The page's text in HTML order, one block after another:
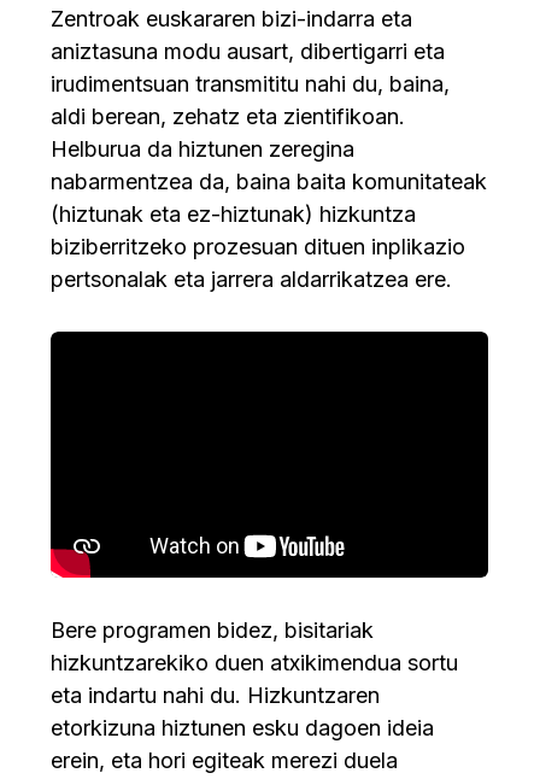
Zentroak euskararen bizi-indarra eta
aniztasuna modu ausart, dibertigarri eta
irudimentsuan transmititu nahi du, baina,
aldi berean, zehatz eta zientifikoan.
Helburua da hiztunen zeregina
nabarmentzea da, baina baita komunitateak
(hiztunak eta ez-hiztunak) hizkuntza
biziberritzeko prozesuan dituen inplikazio
pertsonalak eta jarrera aldarrikatzea ere.
Bere programen bidez, bisitariak
hizkuntzarekiko duen atxikimendua sortu
eta indartu nahi du. Hizkuntzaren
etorkizuna hiztunen esku dagoen ideia
erein, eta hori egiteak merezi duela